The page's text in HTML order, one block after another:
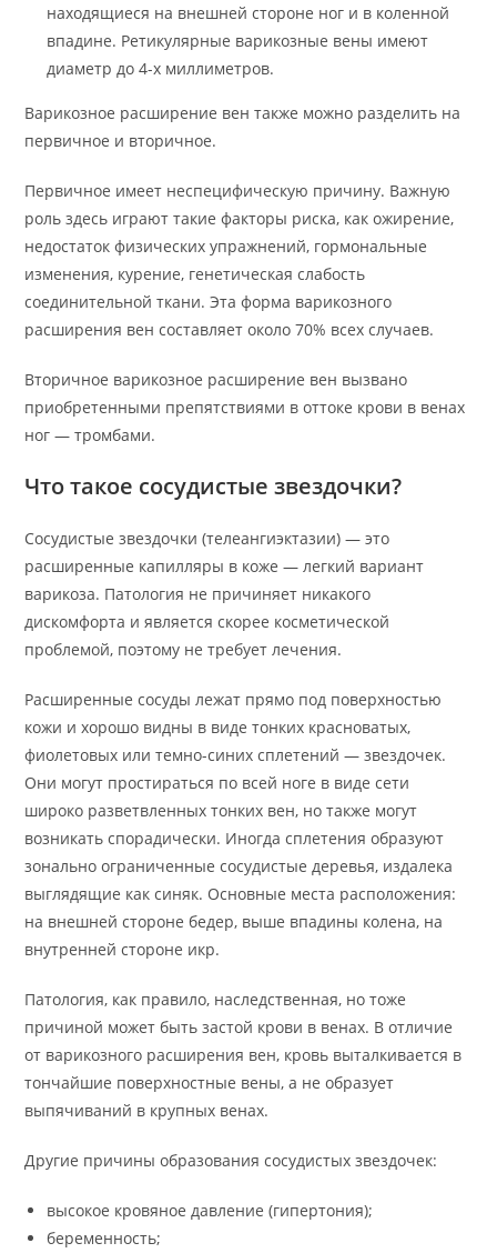
находящиеся на внешней стороне ног и в коленной
впадине. Ретикулярные варикозные вены имеют
диаметр до 4-х миллиметров.
Варикозное расширение вен также можно разделить на
первичное и вторичное.
Первичное имеет неспецифическую причину. Важную
роль здесь играют такие факторы риска, как ожирение,
недостаток физических упражнений, гормональные
изменения, курение, генетическая слабость
соединительной ткани. Эта форма варикозного
расширения вен составляет около 70% всех случаев.
Вторичное варикозное расширение вен вызвано
приобретенными препятствиями в оттоке крови в венах
ног — тромбами.
Что такое сосудистые звездочки?
Сосудистые звездочки (телеангиэктазии) — это
расширенные капилляры в коже — легкий вариант
варикоза. Патология не причиняет никакого
дискомфорта и является скорее косметической
проблемой, поэтому не требует лечения.
Расширенные сосуды лежат прямо под поверхностью
кожи и хорошо видны в виде тонких красноватых,
фиолетовых или темно-синих сплетений — звездочек.
Они могут простираться по всей ноге в виде сети
широко разветвленных тонких вен, но также могут
возникать спорадически. Иногда сплетения образуют
зонально ограниченные сосудистые деревья, издалека
выглядящие как синяк. Основные места расположения:
на внешней стороне бедер, выше впадины колена, на
внутренней стороне икр.
Патология, как правило, наследственная, но тоже
причиной может быть застой крови в венах. В отличие
от варикозного расширения вен, кровь выталкивается в
тончайшие поверхностные вены, а не образует
выпячиваний в крупных венах.
Другие причины образования сосудистых звездочек:
высокое кровяное давление (гипертония);
беременность;